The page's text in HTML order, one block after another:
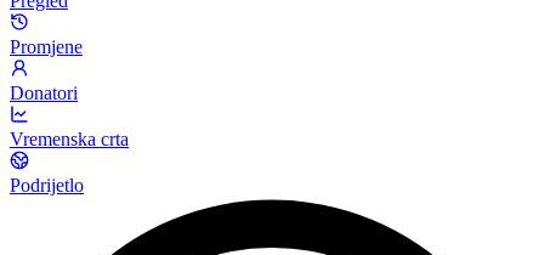
Promjene
Donatori
Vremenska crta
Podrijetlo